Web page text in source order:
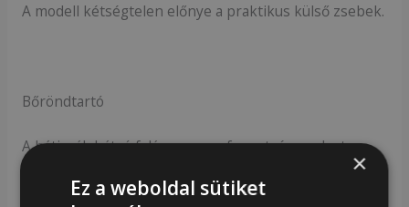
A modell kétségtelen előnye a praktikus külső zsebek.
Bőröndtartó
A hátizsák hátsó falán van egy fogantyú, amelyet a
×
Ez a weboldal sütiket